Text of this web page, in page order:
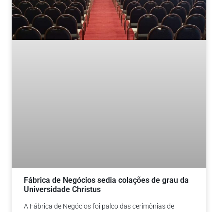
Fábrica de Negócios sedia colações de grau da
Universidade Christus
A Fábrica de Negócios foi palco das cerimônias de